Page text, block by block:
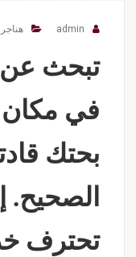
admin هناجر
تبحث عن
في مكان
بحتك
الصحيح.
تحترف